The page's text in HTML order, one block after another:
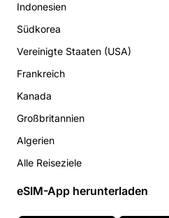
Indonesien
Südkorea
Vereinigte Staaten (USA)
Frankreich
Kanada
Großbritannien
Algerien
Alle Reiseziele
eSIM-App herunterladen